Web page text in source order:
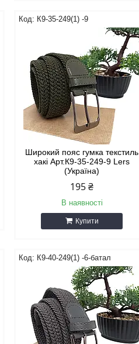
К9-35-249(1) -9
Широкий пояс гумка текстиль
хакі Арт.К9-35-249-9 Lers
(Україна)
195 ₴
В наявності
Купити
К9-40-249(1) -6-батал